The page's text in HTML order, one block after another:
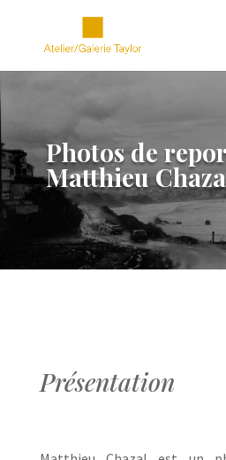
Photos de
Matthieu
Présentation